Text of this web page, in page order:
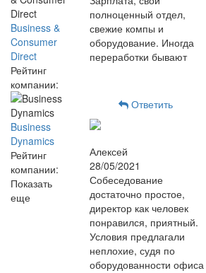
Business &
Consumer
Direct
Рейтинг
компании:
Business
Dynamics
Рейтинг
компании:
Показать
еще
полноценный отдел,
свежие компы и
оборудование. Иногда
переработки бывают
Ответить
Алексей
28/05/2021
Собеседование
достаточно простое,
директор как человек
понравился, приятный.
Условия предлагали
неплохие, судя по
оборудованности офиса